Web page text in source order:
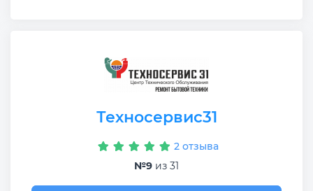
Техносервис31
2 отзыва
№9 из 31